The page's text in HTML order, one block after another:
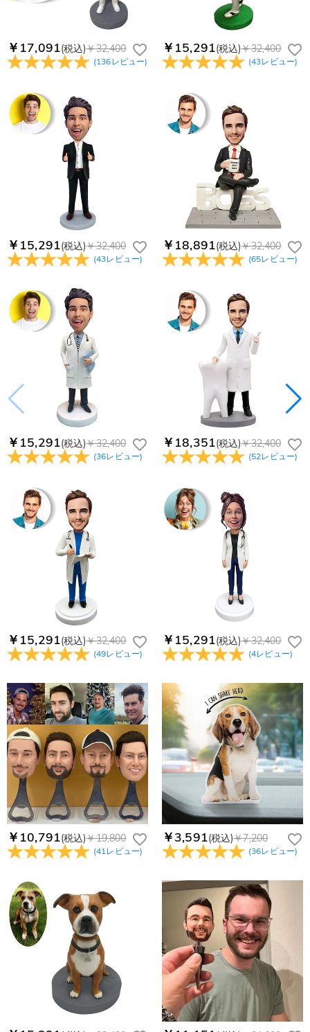
￥17,091(税込)￥32,400
(136レビュー)
￥15,291(税込)￥32,400
(43レビュー)
￥15,291(税込)￥32,400
(43レビュー)
￥18,891(税込)￥32,400
(65レビュー)
￥15,291(税込)￥32,400
(36レビュー)
￥18,351(税込)￥32,400
(52レビュー)
￥15,291(税込)￥32,400
(49レビュー)
￥15,291(税込)￥32,400
(4レビュー)
￥10,791(税込)￥19,800
(41レビュー)
￥3,591(税込)￥7,200
(36レビュー)